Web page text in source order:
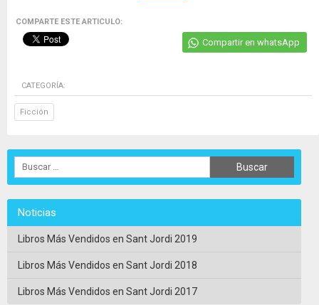
COMPARTE ESTE ARTICULO:
Compartir en whatsApp
CATEGORÍA:
Ficción
Noticias
Libros Más Vendidos en Sant Jordi 2019
Libros Más Vendidos en Sant Jordi 2018
Libros Más Vendidos en Sant Jordi 2017